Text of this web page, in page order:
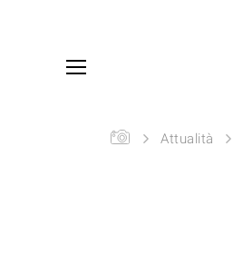
You are here:
SIYU Attualità